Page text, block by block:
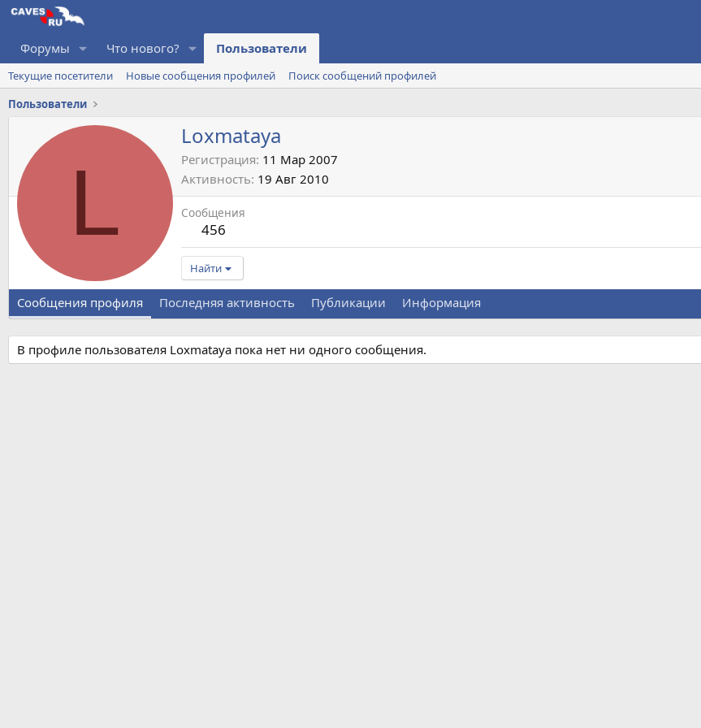
Форумы Что нового? Пользователи
Текущие посетители Новые сообщения профилей
Поиск сообщений профилей
Пользователи
L
Loxmataya
Регистрация 11 Мар 2007
Активность 19 Авг 2010
Сообщения
456
Найти
Сообщения профиля Последняя активность Публикации Информация
В профиле пользователя Loxmataya пока нет ни одного сообщения.